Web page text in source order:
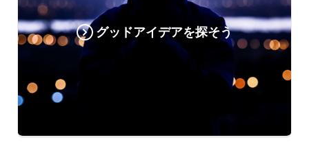
グッドアイデアを探そう